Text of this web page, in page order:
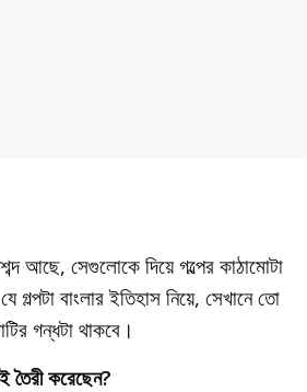
আছে, সেগুলোকে দিয়ে গল্পের কাঠামোটা
বাংলার ইতিহাস নিয়ে, সেখানে তো
গন্ধটা থাকবে।
তৈরী করেছেন?